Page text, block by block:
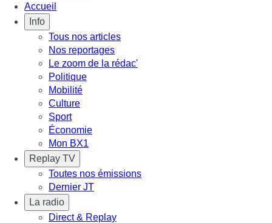
Accueil
Info
Tous nos articles
Nos reportages
Le zoom de la rédac'
Politique
Mobilité
Culture
Sport
Économie
Mon BX1
Replay TV
Toutes nos émissions
Dernier JT
La radio
Direct & Replay